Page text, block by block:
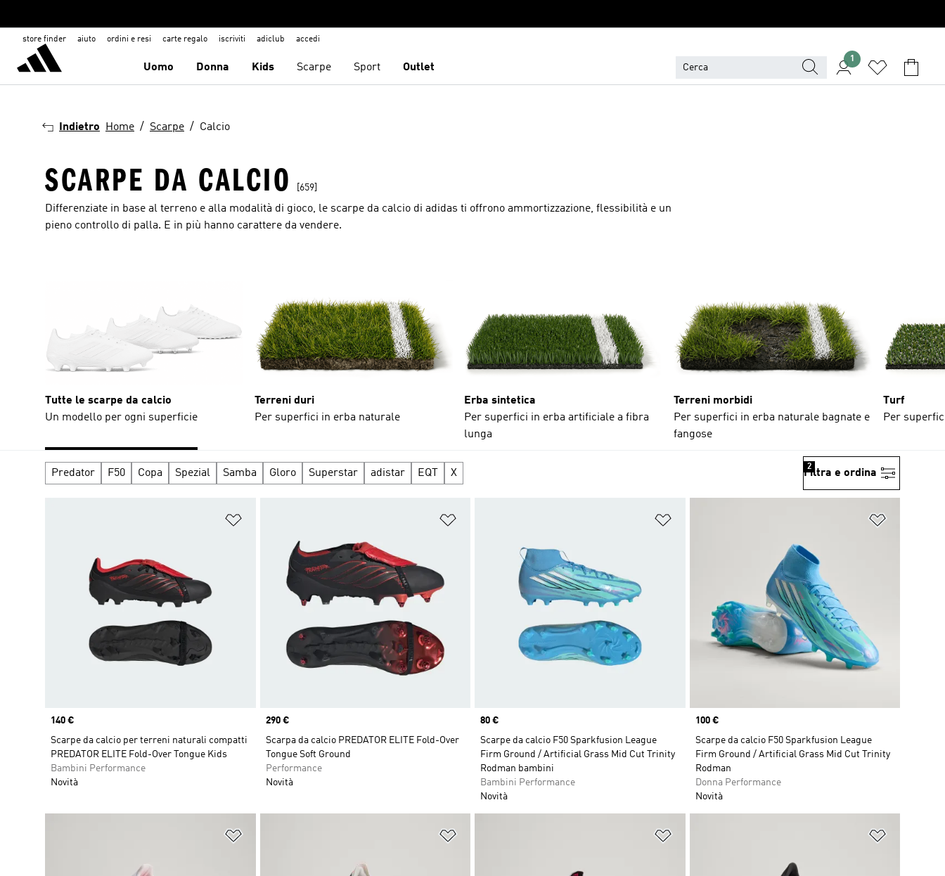
store finder aiuto ordini e resi carte regalo iscriviti adiclub accedi
Uomo Donna Kids Scarpe Sport Outlet
1
Indietro Home Scarpe Calcio
SCARPE DA CALCIO [659]
Differenziate in base al terreno e alla modalità di gioco, le scarpe da calcio di adidas ti offrono ammortizzazione, flessibilità e un
pieno controllo di palla. E in più hanno carattere da vendere.
Tutte le scarpe da calcio
Un modello per ogni superficie
Terreni duri
Per superfici in erba naturale
Erba sintetica
Per superfici in erba artificiale a fibra
lunga
Terreni morbidi
Per superfici in erba naturale bagnate e
fangose
Turf
Per
Predator F50 Copa Spezial Samba Gloro Superstar adistar EQT X Filtra e ordina
2
Price
140 €
Scarpe da calcio per terreni naturali compatti
PREDATOR ELITE Fold-Over Tongue Kids
Bambini Performance
Novità
Price
290 €
Scarpa da calcio PREDATOR ELITE Fold-Over
Tongue Soft Ground
Performance
Novità
Price
80 €
Scarpe da calcio F50 Sparkfusion League
Firm Ground / Artificial Grass Mid Cut Trinity
Rodman bambini
Bambini Performance
Novità
Price
100 €
Scarpe da calcio F50 Sparkfusion League
Firm Ground / Artificial Grass Mid Cut Trinity
Rodman
Donna Performance
Novità